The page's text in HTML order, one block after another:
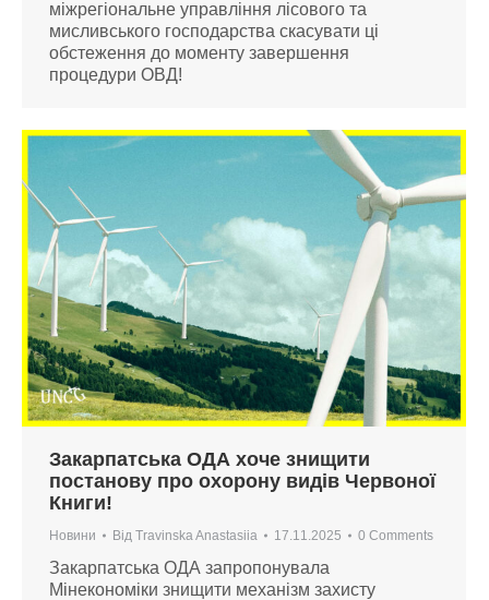
міжрегіональне управління лісового та
мисливського господарства скасувати ці
обстеження до моменту завершення
процедури ОВД!
Закарпатська ОДА хоче знищити
постанову про охорону видів Червоної
Книги!
Новини Від Travinska Anastasiia 17.11.2025 0 Comments
Закарпатська ОДА запропонувала
Мінекономіки знищити механізм захисту